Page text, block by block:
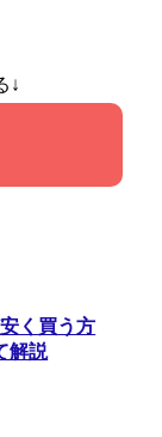
↓
く買う方
解説